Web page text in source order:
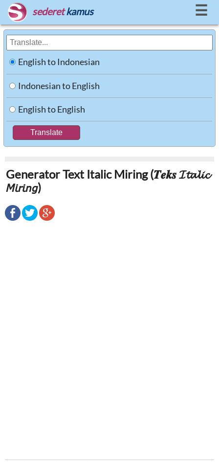
sederet kamus ☰
English to Indonesian
Indonesian to English
English to English
Generator Text Italic Miring (𝑻𝒆𝒌𝒔 𝓘𝓽𝓪𝓵𝓲𝓬
𝘔𝘪𝘳𝘪𝘯𝘨)